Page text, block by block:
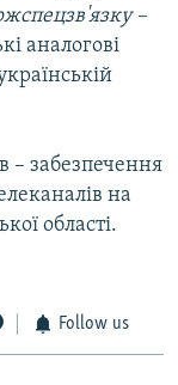
–
аналогові
– забезпечення
на
області.
Follow us